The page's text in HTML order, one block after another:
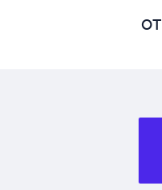
от